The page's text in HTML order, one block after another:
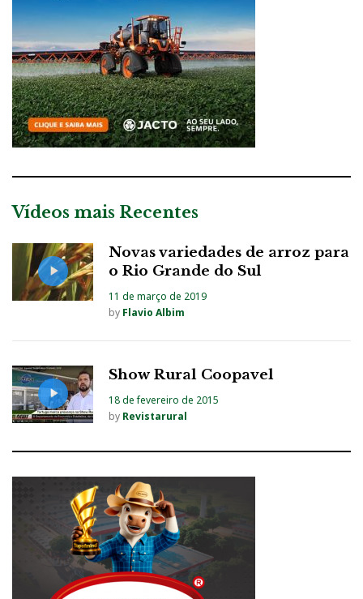
Vídeos mais Recentes
Novas variedades de arroz para
o Rio Grande do Sul
11 de março de 2019
by Flavio Albim
Show Rural Coopavel
18 de fevereiro de 2015
by Revistarural